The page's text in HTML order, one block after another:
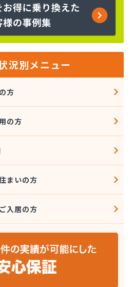
ーム
山支店
ス販売部
張所
式会社松山オートガススタン
社 本店
況別メニュー
方
の方
まいの方
入居の方